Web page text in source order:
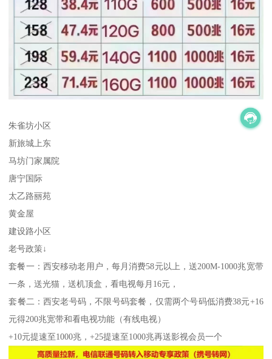
朱雀坊小区
新旅城上东
马坊门家属院
唐宁国际
太乙路丽苑
黄金屋
建设路小区
老号政策↓
套餐一：西安移动老用户，每月消费58元以上，送200M-1000兆宽带
一条，送光猫，送机顶盒，看电视每月16元，
套餐二：西安老号码，不限号码套餐，仅需两个号码低消费38元+16
元得200兆宽带和看电视功能（有线电视）
+10元提速至1000兆，+25提速至1000兆再送影视会员一个